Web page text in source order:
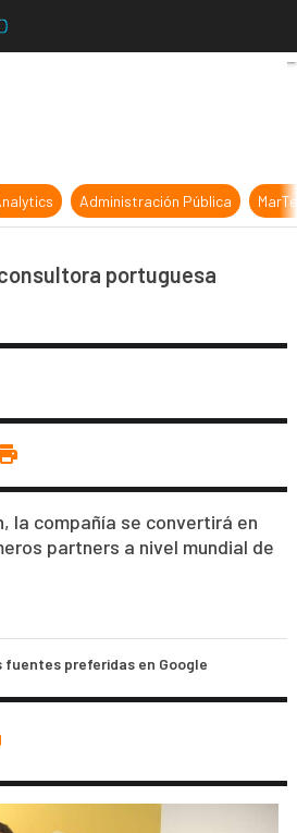
Babel adquiere la consultora
Administración Pública
portuguesa
la compañía se convertirá en
partners a nivel mundial de
fuentes preferidas en Google